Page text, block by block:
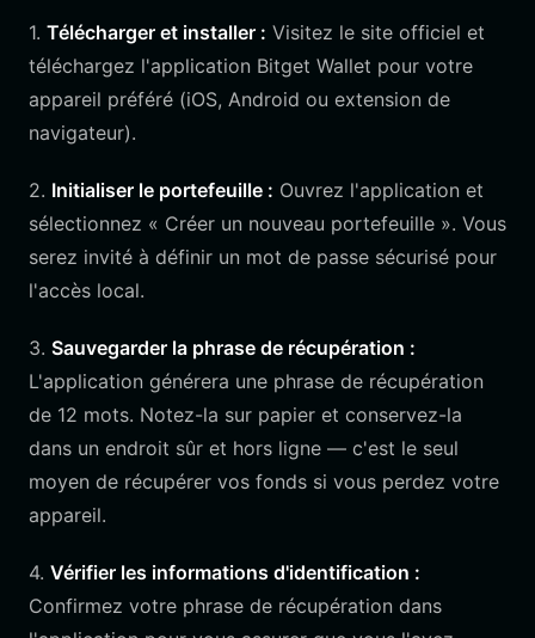
1. Télécharger et installer : Visitez le site officiel et
téléchargez l'application Bitget Wallet pour votre
appareil préféré (iOS, Android ou extension de
navigateur).
2. Initialiser le portefeuille : Ouvrez l'application et
sélectionnez « Créer un nouveau portefeuille ». Vous
serez invité à définir un mot de passe sécurisé pour
l'accès local.
3. Sauvegarder la phrase de récupération :
L'application générera une phrase de récupération
de 12 mots. Notez-la sur papier et conservez-la
dans un endroit sûr et hors ligne — c'est le seul
moyen de récupérer vos fonds si vous perdez votre
appareil.
4. Vérifier les informations d'identification :
Confirmez votre phrase de récupération dans